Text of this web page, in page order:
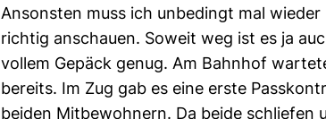
Ansonsten muss ich unbedingt mal
richtig anschauen. Soweit weg ist es ja
vollem Gepäck genug. Am Bahnhof
bereits. Im Zug gab es eine erste
beiden Mitbewohnern. Da beide